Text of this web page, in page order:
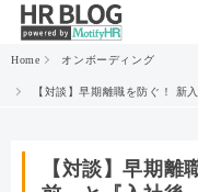
Home オンボーディング
【対談】早期離職を防ぐ！ 新
【対談】早期離